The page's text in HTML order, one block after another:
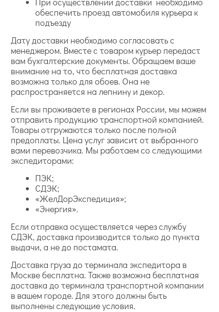
обеспечить проезд автомобиля курьера к
подъезду
Дату доставки необходимо согласовать с
менеджером. Вместе с товаром курьер передаст
вам бухгалтерские документы. Обращаем ваше
внимание на то, что бесплатная доставка
возможна только для обоев. Она не
распространяется на лепнину и декор.
Если вы проживаете в регионах России, мы можем
отправить продукцию транспортной компанией.
Товары отгружаются только после полной
предоплаты. Цена услуг зависит от выбранного
вами перевозчика. Мы работаем со следующими
экспедиторами:
ПЭК;
СДЭК;
«ЖелДорЭкспедиция»;
«Энергия».
Если отправка осуществляется через службу
СДЭК, доставка производится только до пункта
выдачи, а не до постамата.
Доставка груза до терминала экспедитора в
Москве бесплатна. Также возможна бесплатная
доставка до терминала транспортной компании
в вашем городе. Для этого должны быть
выполнены следующие условия.